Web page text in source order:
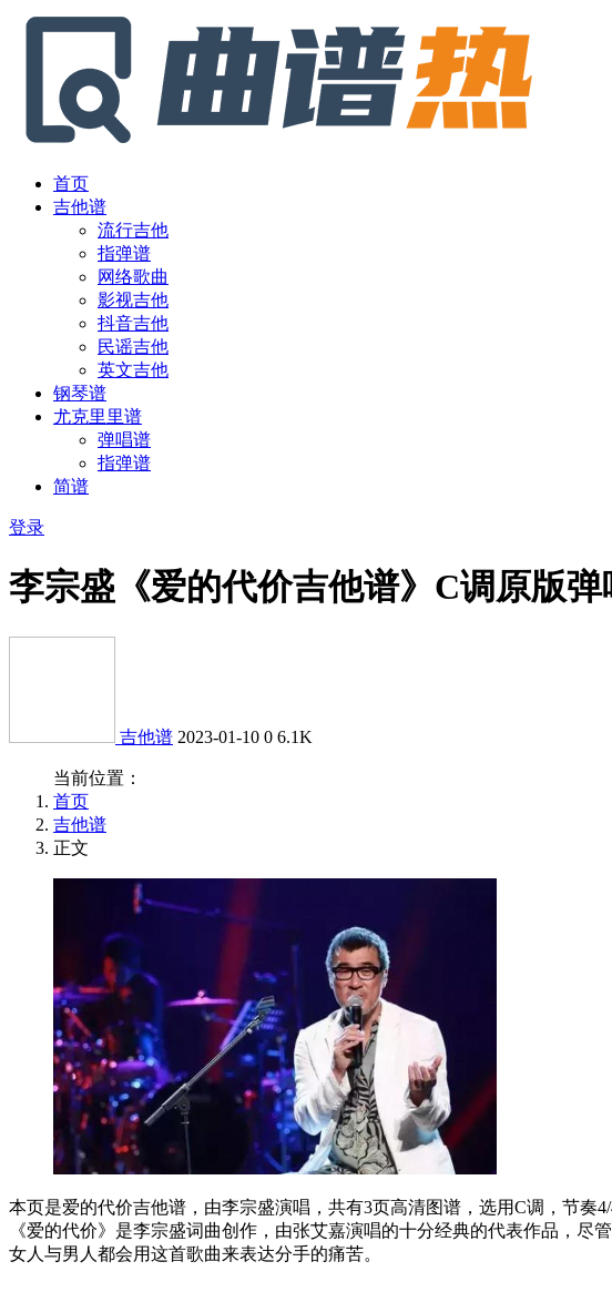
首页
吉他谱
流行吉他
指弹谱
网络歌曲
影视吉他
抖音吉他
民谣吉他
英文吉他
钢琴谱
尤克里里谱
弹唱谱
指弹谱
简谱
登录
李宗盛《爱的代价吉他谱》C调原版弹
吉他谱 2023-01-10 0 6.1K
当前位置：
首页
吉他谱
正文
本页是爱的代价吉他谱，由李宗盛演唱，共有3页高清图谱，选用C调，节奏4/
《爱的代价》是李宗盛词曲创作，由张艾嘉演唱的十分经典的代表作品，
女人与男人都会用这首歌曲来表达分手的痛苦。